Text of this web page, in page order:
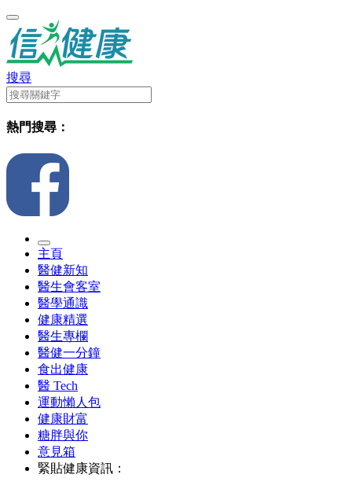
搜尋
熱門搜尋：
主頁
醫健新知
醫生會客室
醫學通識
健康精選
醫生專欄
醫健一分鐘
食出健康
醫 Tech
運動懶人包
健康財富
糖胖與你
意見箱
緊貼健康資訊：